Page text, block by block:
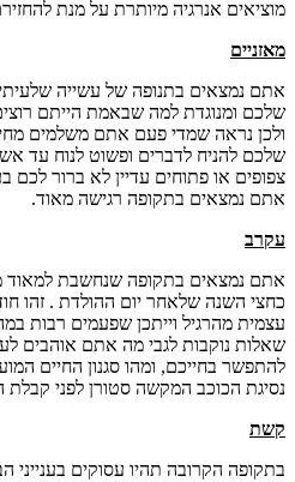
מוציאים אנרגיה מיותרת על מנת
מאזניים
אתם נמצאים בתנופה של עשייה
שלכם ומנוגדת למה שבאמת הייתם
ולכן נראה שמדי פעם אתם משלמים
שלכם להניח לדברים ופשוט לנוח עד
צפופים או פתוחים עדיין לא ברור לכם
אתם נמצאים בתקופה רגישה מאוד.
עקרב
אתם נמצאים בתקופה שנחשבת למאוד
כחצי השנה שלאחר יום ההולדת . זהו
עצמית מהרגיל וייתכן שפעמים רבות
שאלות נוקבות לגבי מה אתם אוהבים
להתפשר בחייכם, ומהו סגנון החיים
נסיגת הכוכב המקשה סטורן לפני קבלת
קשת
בתקופה הקרובה תהיו עסוקים